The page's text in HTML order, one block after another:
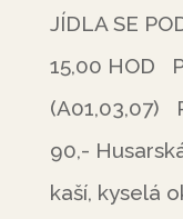
JÍDLA SE
15,00 HOD
(A01,03,07)
90,-
kaší, kyselá